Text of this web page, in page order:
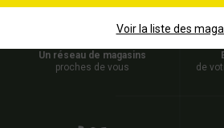
Un réseau de magasins
proches de vous
de
Voir la liste des